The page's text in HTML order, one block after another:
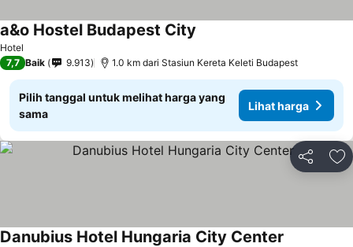
Hotel
a&o Hostel Budapest City
7,7 Baik 9.913 1.0 km dari Stasiun Kereta Keleti Budapest
Pilih tanggal untuk melihat harga yang
sama
Lihat harga
Bagikan
Danubius Hotel Hungaria City Center